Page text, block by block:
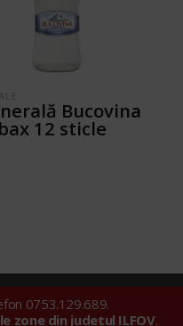
Bucovina
12 sticle
|Politica de confidențialitate
0753.129.689.
zone din judetul ILFOV.